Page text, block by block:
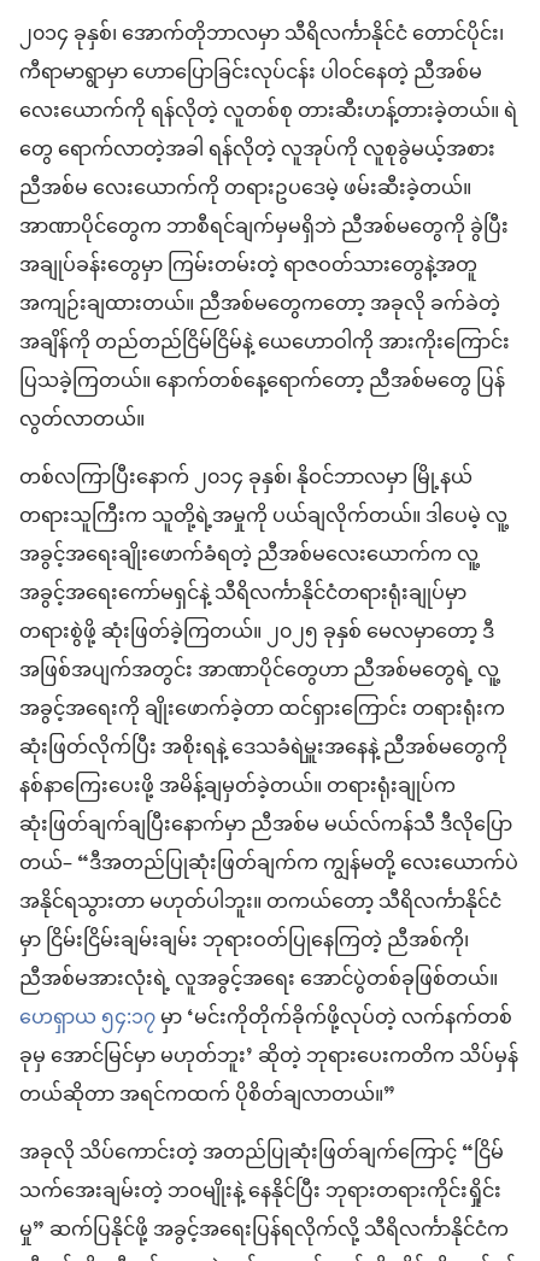
၂၀၁၄ ခုနှစ်၊ အောက်တိုဘာလမှာ သီရိလင်္ကာနိုင်ငံ တောင်ပိုင်း၊
ကီရာမာရွာမှာ ဟောပြောခြင်းလုပ်ငန်း ပါဝင်နေတဲ့ ညီအစ်မ
လေးယောက်ကို ရန်လိုတဲ့ လူတစ်စု တားဆီးဟန့်တားခဲ့တယ်။ ရဲ
တွေ ရောက်လာတဲ့အခါ ရန်လိုတဲ့ လူအုပ်ကို လူစုခွဲမယ့်အစား
ညီအစ်မ လေးယောက်ကို တရားဥပဒေမဲ့ ဖမ်းဆီးခဲ့တယ်။
အာဏာပိုင်တွေက ဘာစီရင်ချက်မှမရှိဘဲ ညီအစ်မတွေကို ခွဲပြီး
အချုပ်ခန်းတွေမှာ ကြမ်းတမ်းတဲ့ ရာဇဝတ်သားတွေနဲ့အတူ
အကျဉ်းချထားတယ်။ ညီအစ်မတွေကတော့ အခုလို ခက်ခဲတဲ့
အချိန်ကို တည်တည်ငြိမ်ငြိမ်နဲ့ ယေဟောဝါကို အားကိုးကြောင်း
ပြသခဲ့ကြတယ်။ နောက်တစ်နေ့ရောက်တော့ ညီအစ်မတွေ ပြန်
လွတ်လာတယ်။
တစ်လကြာပြီးနောက် ၂၀၁၄ ခုနှစ်၊ နိုဝင်ဘာလမှာ မြို့နယ်
တရားသူကြီးက သူတို့ရဲ့အမှုကို ပယ်ချလိုက်တယ်။ ဒါပေမဲ့ လူ့
အခွင့်အရေးချိုးဖောက်ခံရတဲ့ ညီအစ်မလေးယောက်က လူ့
အခွင့်အရေးကော်မရှင်နဲ့ သီရိလင်္ကာနိုင်ငံတရားရုံးချုပ်မှာ
တရားစွဲဖို့ ဆုံးဖြတ်ခဲ့ကြတယ်။ ၂၀၂၅ ခုနှစ် မေလမှာတော့ ဒီ
အဖြစ်အပျက်အတွင်း အာဏာပိုင်တွေဟာ ညီအစ်မတွေရဲ့ လူ့
အခွင့်အရေးကို ချိုးဖောက်ခဲ့တာ ထင်ရှားကြောင်း တရားရုံးက
ဆုံးဖြတ်လိုက်ပြီး အစိုးရနဲ့ ဒေသခံရဲမှူးအနေနဲ့ ညီအစ်မတွေကို
နစ်နာကြေးပေးဖို့ အမိန့်ချမှတ်ခဲ့တယ်။ တရားရုံးချုပ်က
ဆုံးဖြတ်ချက်ချပြီးနောက်မှာ ညီအစ်မ မယ်လ်ကန်သီ ဒီလိုပြော
တယ်– “ဒီအတည်ပြုဆုံးဖြတ်ချက်က ကျွန်မတို့ လေးယောက်ပဲ
အနိုင်ရသွားတာ မဟုတ်ပါဘူး။ တကယ်တော့ သီရိလင်္ကာနိုင်ငံ
မှာ ငြိမ်းငြိမ်းချမ်းချမ်း ဘုရားဝတ်ပြုနေကြတဲ့ ညီအစ်ကို၊
ညီအစ်မအားလုံးရဲ့ လူအခွင့်အရေး အောင်ပွဲတစ်ခုဖြစ်တယ်။
ဟေရှာယ ၅၄:၁၇မှာ ‘မင်းကိုတိုက်ခိုက်ဖို့လုပ်တဲ့ လက်နက်တစ်
ခုမှ အောင်မြင်မှာ မဟုတ်ဘူး’ ဆိုတဲ့ ဘုရားပေးကတိက သိပ်မှန်
တယ်ဆိုတာ အရင်ကထက် ပိုစိတ်ချလာတယ်။”
အခုလို သိပ်ကောင်းတဲ့ အတည်ပြုဆုံးဖြတ်ချက်ကြောင့် “ငြိမ်
သက်အေးချမ်းတဲ့ ဘဝမျိုးနဲ့ နေနိုင်ပြီး ဘုရားတရားကိုင်းရှိုင်း
မှု” ဆက်ပြနိုင်ဖို့ အခွင့်အရေးပြန်ရလိုက်လို့ သီရိလင်္ကာနိုင်ငံက